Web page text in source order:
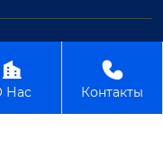

Нас

Контакты